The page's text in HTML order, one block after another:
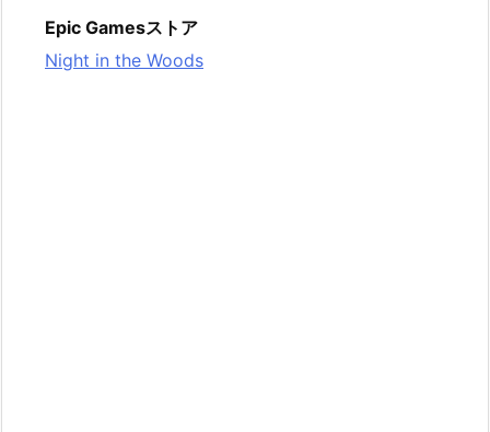
Epic Gamesストア
Night in the Woods